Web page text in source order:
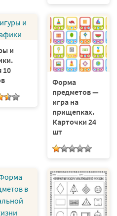
и
10
Форма
предметов —
игра на
прищепках.
Карточки 24
шт